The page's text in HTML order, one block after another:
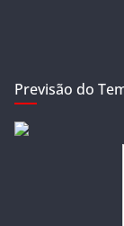
Previsão do